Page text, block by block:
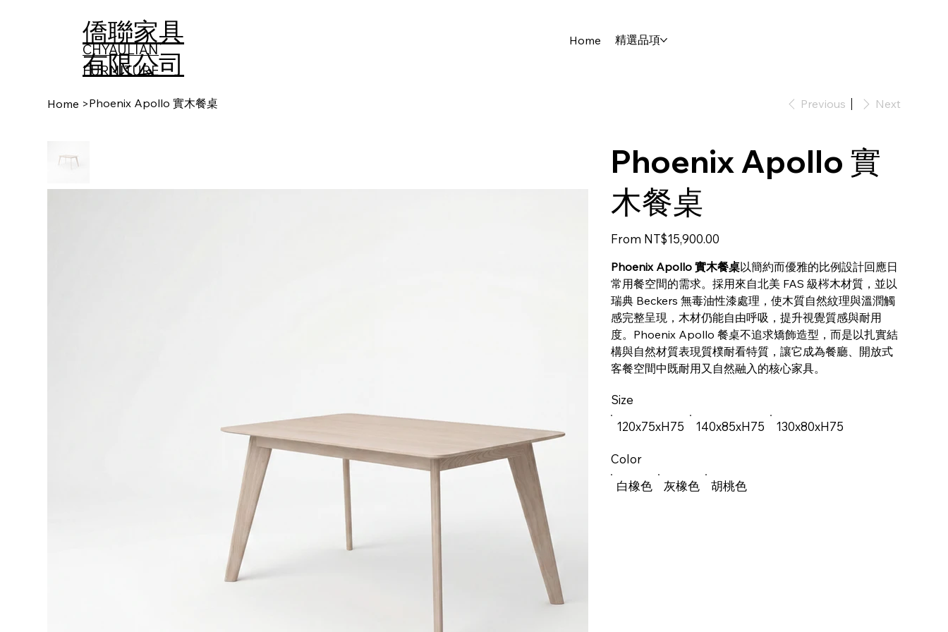
僑聯家具
有限公司
CHYAULIAN
FURNITURE​
Home 精選品項
Home >Phoenix Apollo 實木餐桌 Previous Next
Phoenix Apollo 實
木餐桌
From Price
NT$15,900.00
Phoenix Apollo 實木餐桌以簡約而優雅的比例設計回應日
常用餐空間的需求。採用來自北美 FAS 級梣木材質，並以
瑞典 Beckers 無毒油性漆處理，使木質自然紋理與溫潤觸
感完整呈現，木材仍能自由呼吸，提升視覺質感與耐用
度。Phoenix Apollo 餐桌不追求矯飾造型，而是以扎實結
構與自然材質表現質樸耐看特質，讓它成為餐廳、開放式
客餐空間中既耐用又自然融入的核心家具。
120x75xH75 140x85xH75 130x80xH75
Size
白橡色 灰橡色 胡桃色
Color